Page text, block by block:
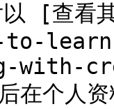
以 [查
to-
with-
个人